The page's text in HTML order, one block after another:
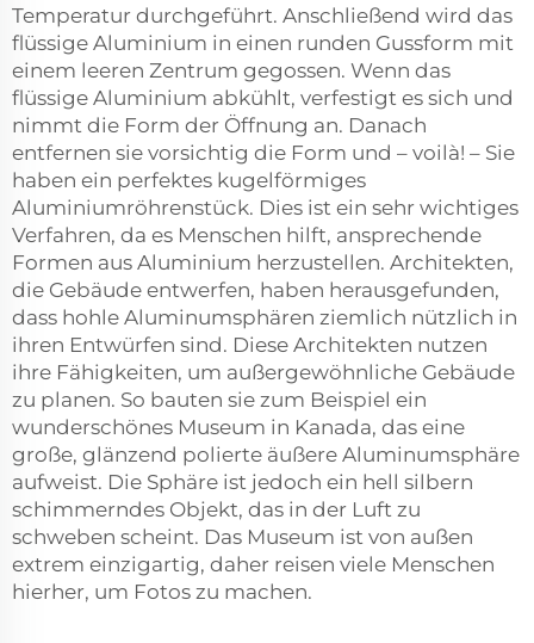
Temperatur durchgeführt. Anschließend wird das
flüssige Aluminium in einen runden Gussform mit
einem leeren Zentrum gegossen. Wenn das
flüssige Aluminium abkühlt, verfestigt es sich und
nimmt die Form der Öffnung an. Danach
entfernen sie vorsichtig die Form und – voilà! – Sie
haben ein perfektes kugelförmiges
Aluminiumröhrenstück. Dies ist ein sehr wichtiges
Verfahren, da es Menschen hilft, ansprechende
Formen aus Aluminium herzustellen. Architekten,
die Gebäude entwerfen, haben herausgefunden,
dass hohle Aluminumsphären ziemlich nützlich in
ihren Entwürfen sind. Diese Architekten nutzen
ihre Fähigkeiten, um außergewöhnliche Gebäude
zu planen. So bauten sie zum Beispiel ein
wunderschönes Museum in Kanada, das eine
große, glänzend polierte äußere Aluminumsphäre
aufweist. Die Sphäre ist jedoch ein hell silbern
schimmerndes Objekt, das in der Luft zu
schweben scheint. Das Museum ist von außen
extrem einzigartig, daher reisen viele Menschen
hierher, um Fotos zu machen.